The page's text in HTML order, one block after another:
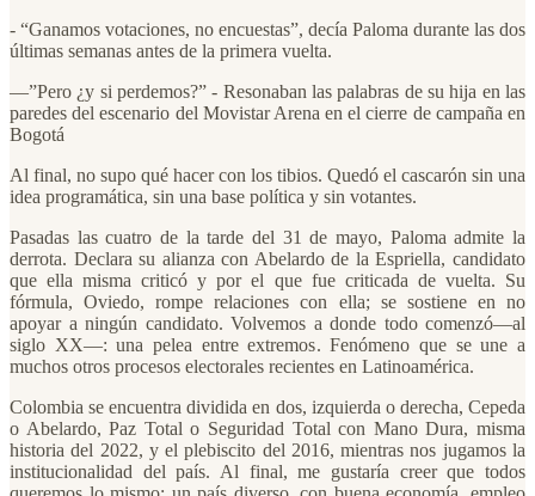
- “Ganamos votaciones, no encuestas”, decía Paloma durante las dos
últimas semanas antes de la primera vuelta.
—”Pero ¿y si perdemos?” - Resonaban las palabras de su hija en las
paredes del escenario del Movistar Arena en el cierre de campaña en
Bogotá
Al final, no supo qué hacer con los tibios. Quedó el cascarón sin una
idea programática, sin una base política y sin votantes.
Pasadas las cuatro de la tarde del 31 de mayo, Paloma admite la
derrota. Declara su alianza con Abelardo de la Espriella, candidato
que ella misma criticó y por el que fue criticada de vuelta. Su
fórmula, Oviedo, rompe relaciones con ella; se sostiene en no
apoyar a ningún candidato. Volvemos a donde todo comenzó—al
siglo XX—: una pelea entre extremos. Fenómeno que se une a
muchos otros procesos electorales recientes en Latinoamérica.
Colombia se encuentra dividida en dos, izquierda o derecha, Cepeda
o Abelardo, Paz Total o Seguridad Total con Mano Dura, misma
historia del 2022, y el plebiscito del 2016, mientras nos jugamos la
institucionalidad del país. Al final, me gustaría creer que todos